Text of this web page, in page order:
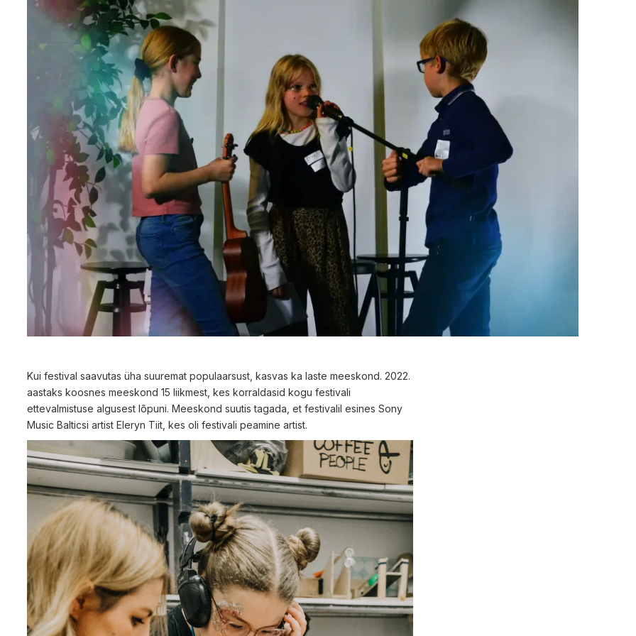
Kui festival saavutas üha suuremat populaarsust, kasvas ka laste meeskond. 2022.
aastaks koosnes meeskond 15 liikmest, kes korraldasid kogu festivali
ettevalmistuse algusest lõpuni. Meeskond suutis tagada, et festivalil esines Sony
Music Balticsi artist Eleryn Tiit, kes oli festivali peamine artist.